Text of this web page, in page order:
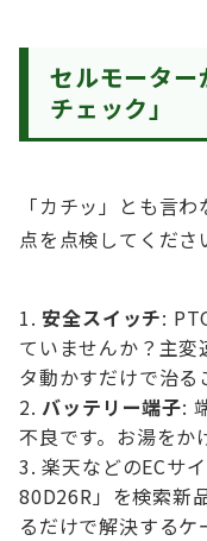
セルモータ
チェック」
「カチッ」とも言
点を点検してくださ
安全スイッチ:
ていませんか？主
タ動かすだけで治る
バッテリー端子:
不良です。お湯をか
楽天などのECサ
80D26R」を検索新
るだけで解決するケ